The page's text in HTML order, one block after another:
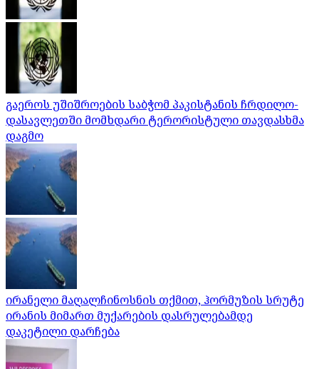
გაეროს უშიშროების საბჭომ პაკისტანის ჩრდილო-
დასავლეთში მომხდარი ტერორისტული თავდასხმა
დაგმო
ირანელი მაღალჩინოსნის თქმით, ჰორმუზის სრუტე
ირანის მიმართ მუქარების დასრულებამდე
დაკეტილი დარჩება